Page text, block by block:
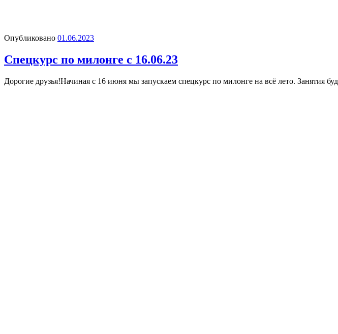
Опубликовано 01.06.2023
Спецкурс по милонге с 16.06.23
Дорогие друзья!Начиная с 16 июня мы запускаем спецкурс по милонге на всё лето. Занятия